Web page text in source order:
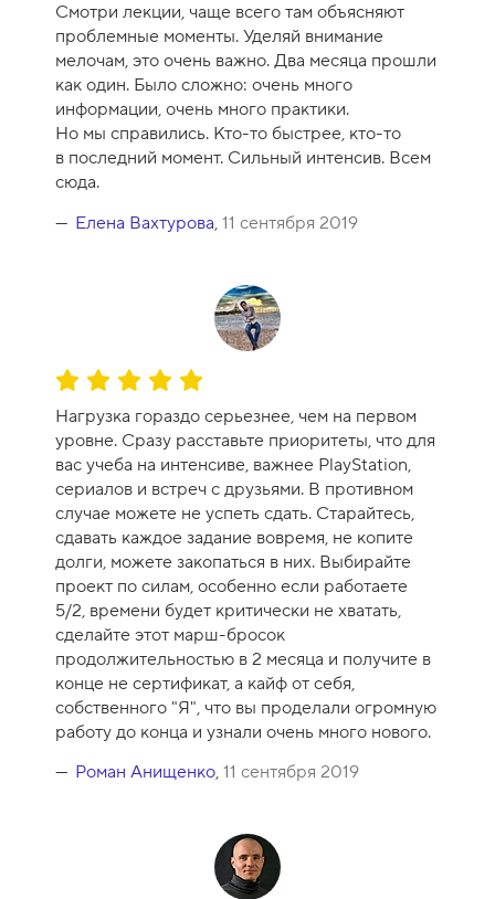
-
1
0
Смотри лекции, чаще всего там объясняют
проблемные моменты. Уделяй внимание
мелочам, это очень важно. Два месяца прошли
как один. Было сложно: очень много
информации, очень много практики.
Но мы справились. Кто-то быстрее, кто-то
в последний момент. Сильный интенсив. Всем
сюда.
Елена Вахтурова, 11 сентября 2019
О
е
н
к
а
к
у
р
с
а
-
1
0
Нагрузка гораздо серьезнее, чем на первом
уровне. Сразу расставьте приоритеты, что для
вас учеба на интенсиве, важнее PlayStation,
сериалов и встреч с друзьями. В противном
случае можете не успеть сдать. Старайтесь,
сдавать каждое задание вовремя, не копите
долги, можете закопаться в них. Выбирайте
проект по силам, особенно если работаете
5/2, времени будет критически не хватать,
сделайте этот марш-бросок
продолжительностью в 2 месяца и получите в
конце не сертификат, а кайф от себя,
собственного "Я", что вы проделали огромную
работу до конца и узнали очень много нового.
Роман Анищенко, 11 сентября 2019